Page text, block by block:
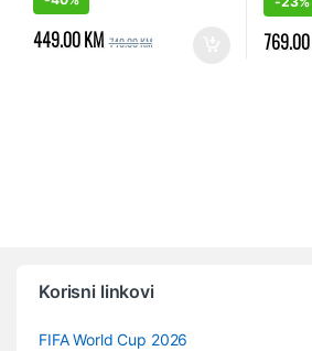
449.00KM 749.00KM 769.00
Korisni linkovi
FIFA World Cup 2026